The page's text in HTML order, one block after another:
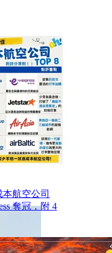
本航空公司
奪冠，附 4